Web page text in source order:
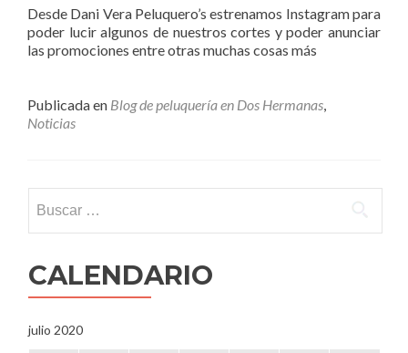
Desde Dani Vera Peluquero’s estrenamos Instagram para
poder lucir algunos de nuestros cortes y poder anunciar
las promociones entre otras muchas cosas más
Publicada en Blog de peluquería en Dos Hermanas,
Noticias
CALENDARIO
julio 2020